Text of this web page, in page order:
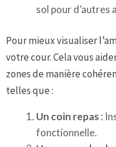
sol pour d’autres
Pour mieux visualiser
votre cour. Cela vous
zones de manière
telles que :
Un coin repas:
fonctionnelle.